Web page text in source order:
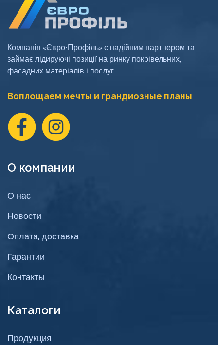
Компанія «Євро-Профіль» є надійним партнером та
займає лідируючі позиції на ринку покрівельних,
фасадних матеріалів і послуг
Воплощаем мечты и грандиозные планы
О компании
О нас
Новости
Оплата, доставка
Гарантии
Контакты
Каталоги
Продукция